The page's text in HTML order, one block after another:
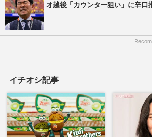
オ越後「カウンター狙い」に辛口
イチオシ記事